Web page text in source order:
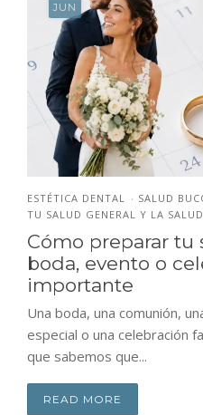
JUN
ESTÉTICA DENTAL • SALUD
TU SALUD GENERAL Y LA
Cómo preparar tu
boda, evento o
importante
Una boda, una comunión,
especial o una celebración
que sabemos que...
READ MORE